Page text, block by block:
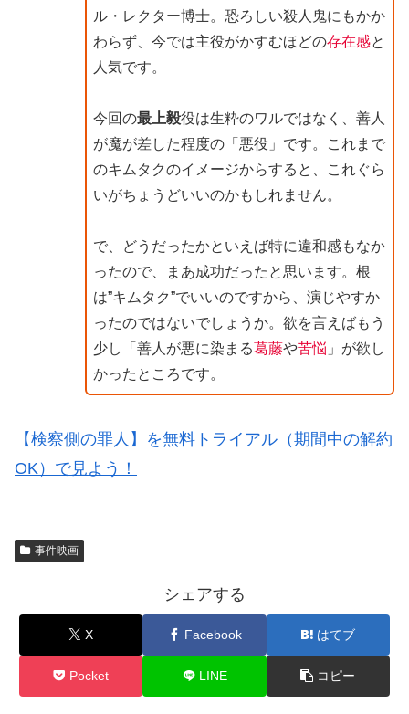
ル・レクター博士。恐ろしい殺人鬼にもかか
わらず、今では主役がかすむほどの存在感と
人気です。
今回の最上毅役は生粋のワルではなく、善人
が魔が差した程度の「悪役」です。これまで
のキムタクのイメージからすると、これぐら
いがちょうどいいのかもしれません。
で、どうだったかといえば特に違和感もなか
ったので、まあ成功だったと思います。根
は”キムタク”でいいのですから、演じやすか
ったのではないでしょうか。欲を言えばもう
少し「善人が悪に染まる葛藤や苦悩 」が欲し
かったところです。
【検察側の罪人】を無料トライアル（期間中の解約
OK）で見よう！
事件映画
シェアする
X Facebook はてブ
Pocket LINE コピー